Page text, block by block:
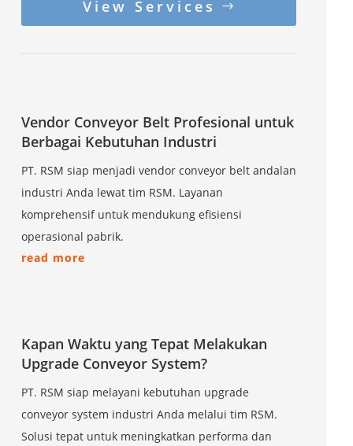
View Services
Vendor Conveyor Belt Profesional untuk
Berbagai Kebutuhan Industri
PT. RSM siap menjadi vendor conveyor belt andalan
industri Anda lewat tim RSM. Layanan
komprehensif untuk mendukung efisiensi
operasional pabrik.
read more
Kapan Waktu yang Tepat Melakukan
Upgrade Conveyor System?
PT. RSM siap melayani kebutuhan upgrade
conveyor system industri Anda melalui tim RSM.
Solusi tepat untuk meningkatkan performa dan